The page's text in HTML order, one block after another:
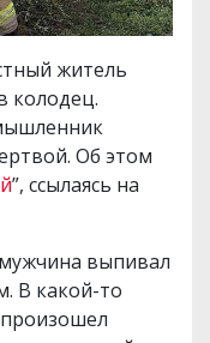
житель
колодец.
Об этом
”, ссылаясь на
выпивал
В какой-то